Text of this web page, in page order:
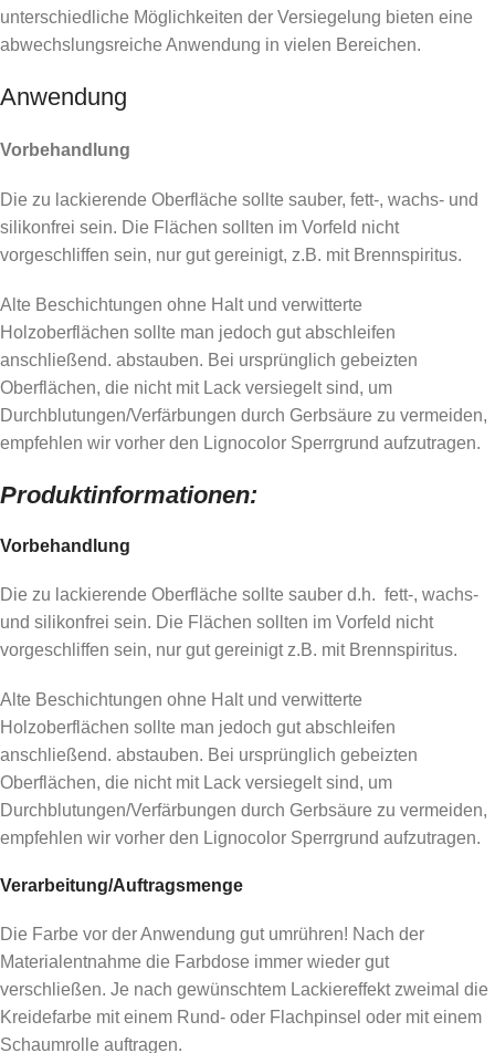
unterschiedliche Möglichkeiten der Versiegelung bieten eine
abwechslungsreiche Anwendung in vielen Bereichen.
Anwendung
Vorbehandlung
Die zu lackierende Oberfläche sollte sauber, fett-, wachs- und
silikonfrei sein. Die Flächen sollten im Vorfeld nicht
vorgeschliffen sein, nur gut gereinigt, z.B. mit Brennspiritus.
Alte Beschichtungen ohne Halt und verwitterte
Holzoberflächen sollte man jedoch gut abschleifen
anschließend. abstauben. Bei ursprünglich gebeizten
Oberflächen, die nicht mit Lack versiegelt sind, um
Durchblutungen/Verfärbungen durch Gerbsäure zu vermeiden,
empfehlen wir vorher den Lignocolor Sperrgrund aufzutragen.
Produktinformationen:
Vorbehandlung
Die zu lackierende Oberfläche sollte sauber d.h. fett-, wachs-
und silikonfrei sein. Die Flächen sollten im Vorfeld nicht
vorgeschliffen sein, nur gut gereinigt z.B. mit Brennspiritus.
Alte Beschichtungen ohne Halt und verwitterte
Holzoberflächen sollte man jedoch gut abschleifen
anschließend. abstauben. Bei ursprünglich gebeizten
Oberflächen, die nicht mit Lack versiegelt sind, um
Durchblutungen/Verfärbungen durch Gerbsäure zu vermeiden,
empfehlen wir vorher den Lignocolor Sperrgrund aufzutragen.
Verarbeitung/Auftragsmenge
Die Farbe vor der Anwendung gut umrühren! Nach der
Materialentnahme die Farbdose immer wieder gut
verschließen. Je nach gewünschtem Lackiereffekt zweimal die
Kreidefarbe mit einem Rund- oder Flachpinsel oder mit einem
Schaumrolle auftragen.